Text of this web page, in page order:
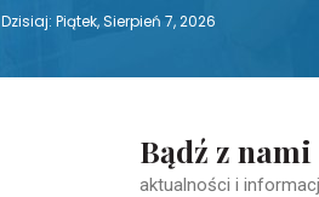
Dzisiaj: Piątek, Sierpień 7, 2026
Bądź z nami
aktualności i